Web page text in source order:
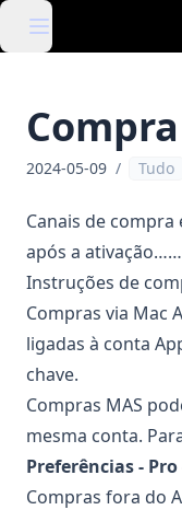
2024-05-09 / Tudo
Canais de
após a ativação……
Instruções de
Compras via Mac
ligadas à conta
chave.
Compras MAS
mesma conta.
Preferências -
Compras fora do